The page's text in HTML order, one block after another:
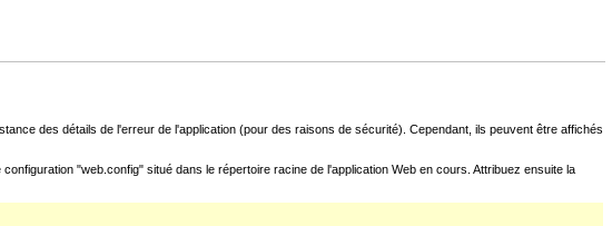
des détails de l'erreur de l'application (pour des raisons de sécurité). Cependant, ils peuvent être affichés
"web.config" situé dans le répertoire racine de l'application Web en cours. Attribuez ensuite la